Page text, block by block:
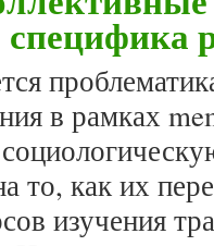
в рамках
то, как их
изучения